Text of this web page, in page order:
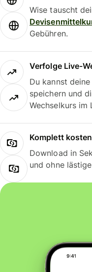
Wise tauscht
Gebühren.
Verfolge Live-
Du kannst
speichern und
Wechselkurs
Komplett
Download in
und ohne